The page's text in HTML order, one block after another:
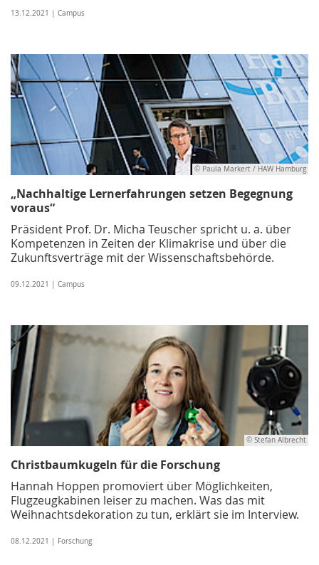
13.12.2021 | Campus
© Paula Markert / HAW Hamburg
„Nachhaltige Lernerfahrungen setzen Begegnung
voraus“
Präsident Prof. Dr. Micha Teuscher spricht u. a. über
Kompetenzen in Zeiten der Klimakrise und über die
Zukunftsverträge mit der Wissenschaftsbehörde.
09.12.2021 | Campus
© Stefan Albrecht
Christbaumkugeln für die Forschung
Hannah Hoppen promoviert über Möglichkeiten,
Flugzeugkabinen leiser zu machen. Was das mit
Weihnachtsdekoration zu tun, erklärt sie im Interview.
08.12.2021 | Forschung